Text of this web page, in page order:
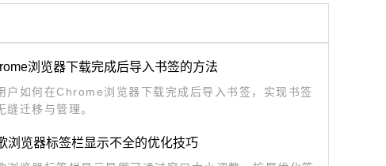
浏览器下载完成后导入书签的方法
户如何在Chrome浏览器下载完成后导入书签，实现书签
缝迁移与管理。
浏览器标签栏显示不全的优化技巧